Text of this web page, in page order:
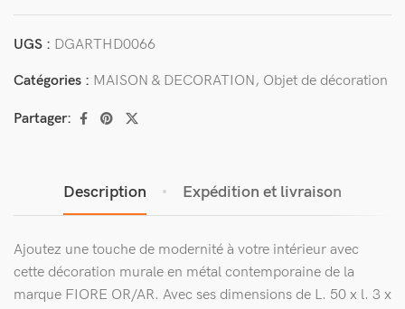
UGS : DGARTHD0066
Catégories : MAISON & DECORATION, Objet de décoration
Partager:
Description Expédition et livraison
Ajoutez une touche de modernité à votre intérieur avec
cette décoration murale en métal contemporaine de la
marque FIORE OR/AR. Avec ses dimensions de L. 50 x l. 3 x